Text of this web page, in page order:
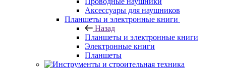
Аксессуары для наушников
Планшеты и электронные книги
Назад
Планшеты и электронные книги
Электронные книги
Планшеты